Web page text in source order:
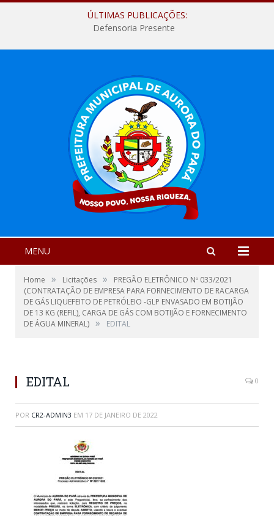
ÚLTIMAS PUBLICAÇÕES:
Defensoria Presente
MENU
Home » Licitações »
PREGÃO ELETRÔNICO Nº 033/2021
(CONTRATAÇÃO DE EMPRESA PARA FORNECIMENTO DE RACARGA
DE GÁS LIQUEFEITO DE PETRÓLEIO -GLP ENVASADO EM BOTIJÃO
DE 13 KG (REFIL), CARGA DE GÁS COM BOTIJÃO E FORNECIMENTO
DE ÁGUA MINERAL) » EDITAL
EDITAL 0
POR CR2-ADMIN3 EM 17 DE JANEIRO DE 2022